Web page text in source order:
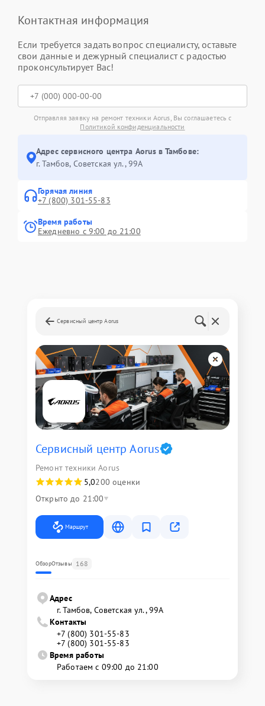
Контактная информация
Если требуется задать вопрос специалисту, оставьте
свои данные и дежурный специалист с радостью
проконсультирует Вас!
Отправляя заявку на ремонт техники Aorus, Вы соглашаетесь с
Политикой конфиденциальности
Адрес сервисного центра Aorus в Тамбове:
г. Тамбов, Советская ул., 99А
Горячая линия
+7 (800) 301-55-83
Время работы
Ежедневно с 9:00 до 21:00
Сервисный центр Aorus
Сервисный центр Aorus
Ремонт техники Aorus
5,0200 оценки
Открыто до 21:00
Маршрут
ОбзорОтзывы 168
Адрес
г. Тамбов, Советская ул., 99А
Контакты
+7 (800) 301-55-83
+7 (800) 301-55-83
Время работы
Работаем с 09:00 до 21:00